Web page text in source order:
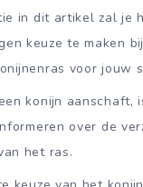
in dit artikel zal je
keuze te maken
voor jouw
konijn aanschaft,
over de
het ras.